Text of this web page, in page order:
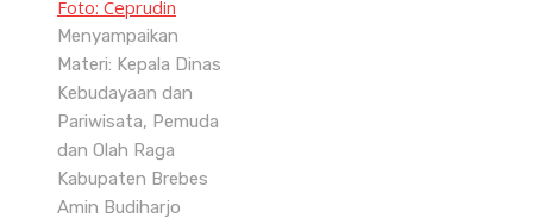
Menyampaikan
Materi: Kepala Dinas
Kebudayaan dan
Pariwisata, Pemuda
dan Olah Raga
Kabupaten Brebes
Amin Budiharjo